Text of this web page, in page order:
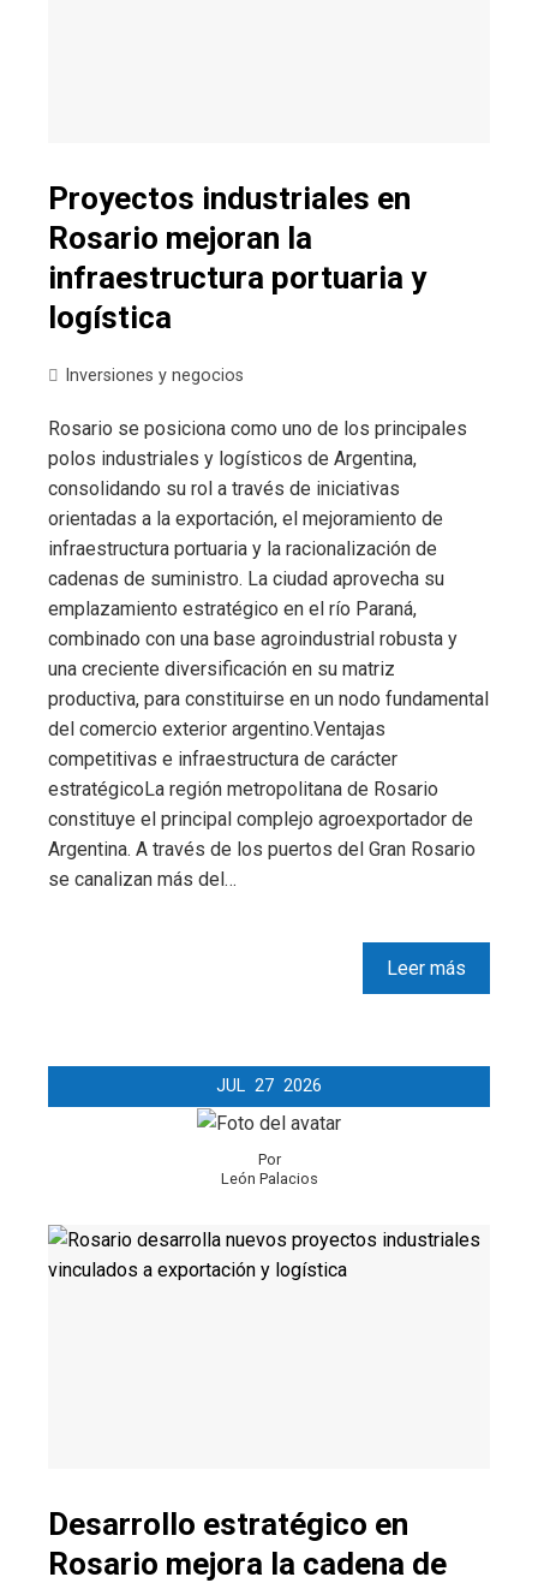
Proyectos industriales en
Rosario mejoran la
infraestructura portuaria y
logística
Inversiones y negocios
Rosario se posiciona como uno de los principales
polos industriales y logísticos de Argentina,
consolidando su rol a través de iniciativas
orientadas a la exportación, el mejoramiento de
infraestructura portuaria y la racionalización de
cadenas de suministro. La ciudad aprovecha su
emplazamiento estratégico en el río Paraná,
combinado con una base agroindustrial robusta y
una creciente diversificación en su matriz
productiva, para constituirse en un nodo fundamental
del comercio exterior argentino.Ventajas
competitivas e infraestructura de carácter
estratégicoLa región metropolitana de Rosario
constituye el principal complejo agroexportador de
Argentina. A través de los puertos del Gran Rosario
se canalizan más del…
Leer más
JUL 27 2026
Por
León Palacios
Desarrollo estratégico en
Rosario mejora la cadena de